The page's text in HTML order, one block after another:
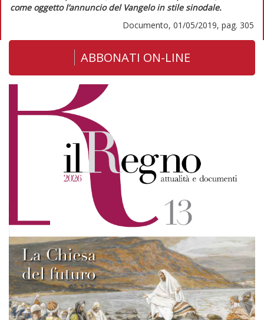
come oggetto l’annuncio del Vangelo in stile sinodale.
Documento, 01/05/2019, pag. 305
ABBONATI ON-LINE